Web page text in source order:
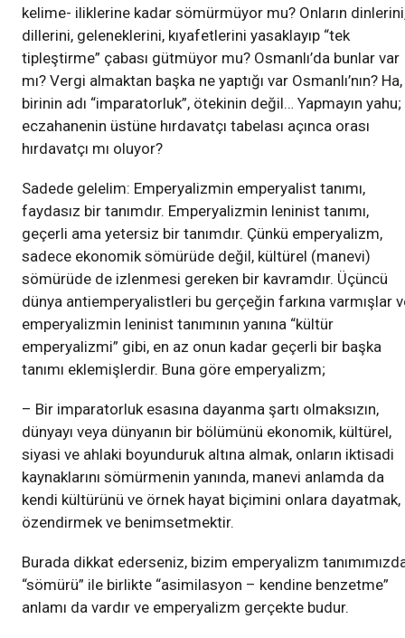
kelime- iliklerine kadar sömürmüyor mu? Onların
dillerini, geleneklerini, kıyafetlerini yasaklayıp “tek
tipleştirme” çabası gütmüyor mu? Osmanlı’da bunlar var
mı? Vergi almaktan başka ne yaptığı var Osmanlı’nın? Ha,
birinin adı “imparatorluk”, ötekinin değil… Yapmayın yahu;
eczahanenin üstüne hırdavatçı tabelası açınca orası
hırdavatçı mı oluyor?
Sadede gelelim: Emperyalizmin emperyalist tanımı,
faydasız bir tanımdır. Emperyalizmin leninist tanımı,
geçerli ama yetersiz bir tanımdır. Çünkü emperyalizm,
sadece ekonomik sömürüde değil, kültürel (manevi)
sömürüde de izlenmesi gereken bir kavramdır. Üçüncü
dünya antiemperyalistleri bu gerçeğin farkına varmışlar
emperyalizmin leninist tanımının yanına “kültür
emperyalizmi” gibi, en az onun kadar geçerli bir başka
tanımı eklemişlerdir. Buna göre emperyalizm;
– Bir imparatorluk esasına dayanma şartı olmaksızın,
dünyayı veya dünyanın bir bölümünü ekonomik, kültürel,
siyasi ve ahlaki boyunduruk altına almak, onların iktisadi
kaynaklarını sömürmenin yanında, manevi anlamda da
kendi kültürünü ve örnek hayat biçimini onlara dayatmak,
özendirmek ve benimsetmektir.
Burada dikkat ederseniz, bizim emperyalizm
“sömürü” ile birlikte “asimilasyon – kendine benzetme”
anlamı da vardır ve emperyalizm gerçekte budur.